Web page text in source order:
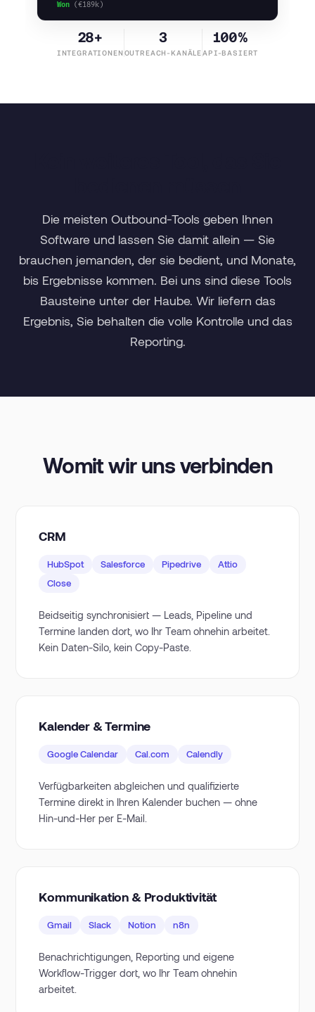
Won (€189k)
28+
INTEGRATIONEN
3
OUTREACH-KANÄLE
100%
API-BASIERT
Die meisten Outbound-Tools geben Ihnen
Software und lassen Sie damit allein — Sie
brauchen jemanden, der sie bedient, und Monate,
bis Ergebnisse kommen. Bei uns sind diese Tools
Bausteine unter der Haube. Wir liefern das
Ergebnis, Sie behalten die volle Kontrolle und das
Reporting.
Womit wir uns verbinden
CRM
HubSpot Salesforce Pipedrive
Attio
Close
Beidseitig synchronisiert — Leads, Pipeline und
Termine landen dort, wo Ihr Team ohnehin arbeitet.
Kein Daten-Silo, kein Copy-Paste.
Kalender & Termine
Google Calendar Cal.com Calendly
Verfügbarkeiten abgleichen und qualifizierte
Termine direkt in Ihren Kalender buchen — ohne
Hin-und-Her per E-Mail.
Kommunikation & Produktivität
Gmail Slack Notion n8n
Benachrichtigungen, Reporting und eigene
Workflow-Trigger dort, wo Ihr Team ohnehin
arbeitet.